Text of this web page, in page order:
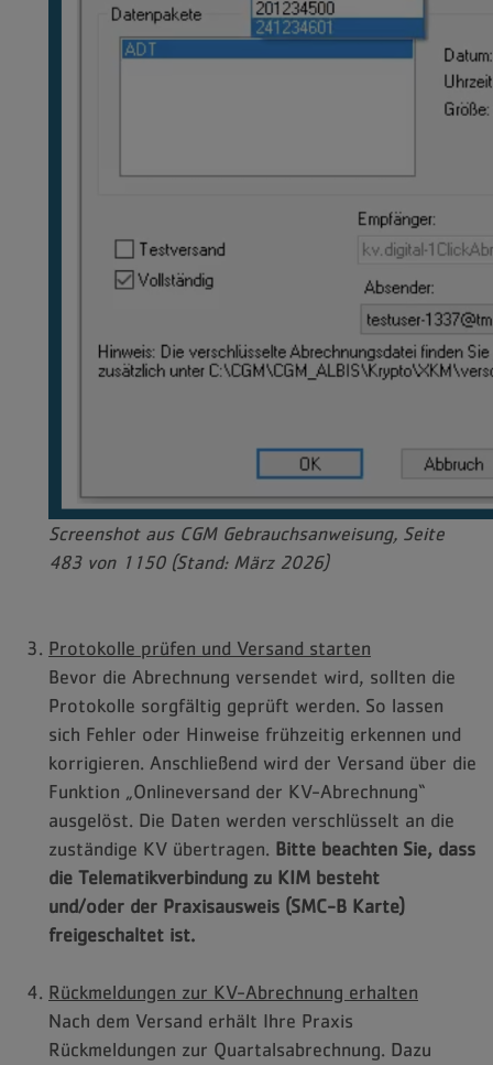
Screenshot aus CGM Gebrauchsanweisung, Seite
483 von 1150 (Stand: März 2026)
Protokolle prüfen und Versand starten
Bevor die Abrechnung versendet wird, sollten die
Protokolle sorgfältig geprüft werden. So lassen
sich Fehler oder Hinweise frühzeitig erkennen und
korrigieren. Anschließend wird der Versand über die
Funktion „Onlineversand der KV-Abrechnung“
ausgelöst. Die Daten werden verschlüsselt an die
zuständige KV übertragen. Bitte beachten Sie, dass
die Telematikverbindung zu KIM besteht
und/oder der Praxisausweis (SMC-B Karte)
freigeschaltet ist.
Rückmeldungen zur KV-Abrechnung erhalten
Nach dem Versand erhält Ihre Praxis
Rückmeldungen zur Quartalsabrechnung. Dazu